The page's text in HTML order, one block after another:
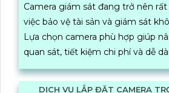
Camera giám sát đang trở nên
việc bảo vệ tài sản và giám sát
Lựa chọn camera phù hợp giúp
quan sát, tiết kiệm chi phí và dễ
DỊCH VỤ LẮP ĐẶT CAMERA